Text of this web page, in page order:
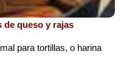
de queso y rajas
para tortillas, o harina